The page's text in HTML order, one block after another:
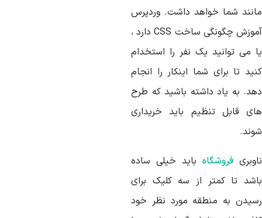
شما خواهد داشت. وردپرس
چگونگی ساختCSSدارد ،
می توانید یک نفر را استخدام
تا برای شما اینکار را انجام
به یاد داشته باشید که طرح
قابل تنظیم باید خریداری
فروشگاهباید خیلی ساده
تا کمتر از سه کلیک برای
به منطقه مورد نظر خود